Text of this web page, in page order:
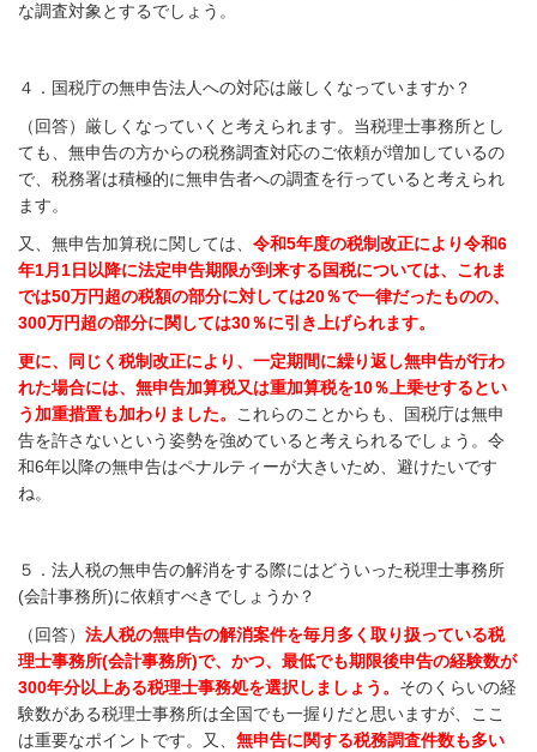
な調査対象とするでしょう。
４．国税庁の無申告法人への対応は厳しくなっていますか？
（回答）厳しくなっていくと考えられます。当税理士事務所とし
ても、無申告の方からの税務調査対応のご依頼が増加しているの
で、税務署は積極的に無申告者への調査を行っていると考えられ
ます。
又、無申告加算税に関しては、 令和5年度の税制改正により令和6
年1月1日以降に法定申告期限が到来する国税については、これま
では50万円超の税額の部分に対しては20％で一律だったものの、
300万円超の部分に関しては30％に引き上げられます。
更に、同じく税制改正により、一定期間に繰り返し無申告が行わ
れた場合には、無申告加算税又は重加算税を10％上乗せするとい
う加重措置も加わりました。
これらのことからも、国税庁は無申
告を許さないという姿勢を強めていると考えられるでしょう。令
和6年以降の無申告はペナルティーが大きいため、避けたいです
ね。
５．法人税の無申告の解消をする際にはどういった税理士事務所
(会計事務所)に依頼すべきでしょうか？
（回答） 法人税の無申告の解消案件を毎月多く取り扱っている税
理士事務所(会計事務所)で、かつ、最低でも期限後申告の経験数が
300年分以上ある税理士事務処を選択しましょう。 そのくらいの経
験数がある税理士事務所は全国でも一握りだと思いますが、ここ
は重要なポイントです。又、 無申告に関する税務調査件数も多い